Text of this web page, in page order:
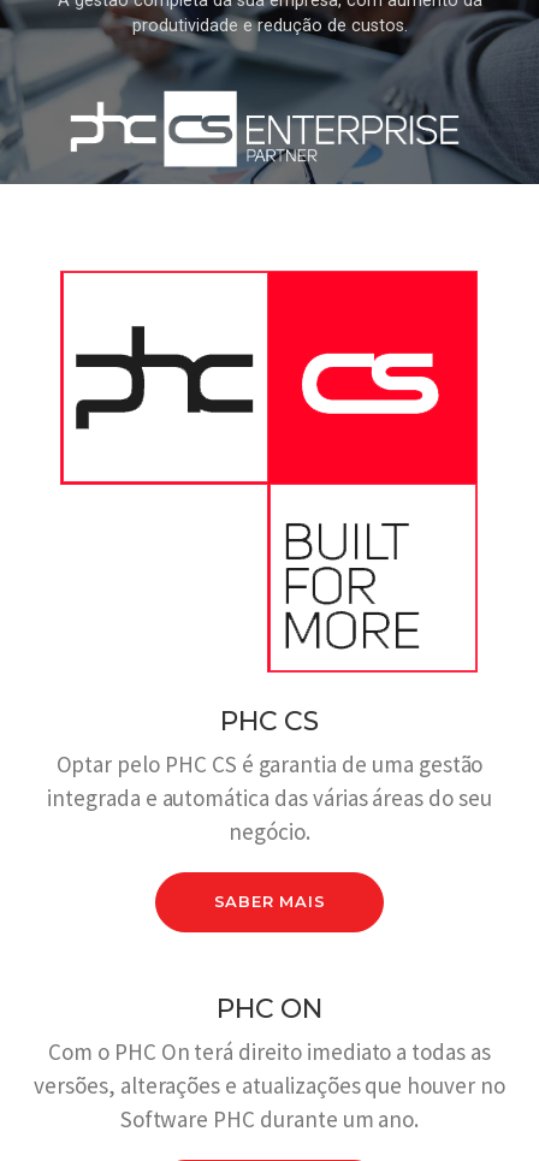
produtividade e redução de custos.
PHC CS
Optar pelo PHC CS é garantia de uma gestão
integrada e automática das várias áreas do seu
negócio.
SABER MAIS
PHC ON
Com o PHC On terá direito imediato a todas as
versões, alterações e atualizações que houver no
Software PHC durante um ano.